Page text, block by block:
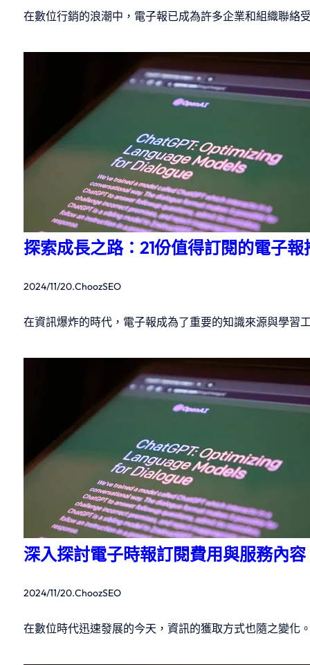
在數位行銷的浪潮中，電子報已成為許多企業和組織聯
探索成長之路：21份值得訂閱的電子報
2024/11/20.ChoozSEO
在資訊爆炸的時代，電子報成為了重要的知識來源與學
深入探討電子時報訂閱費用與服務內容
2024/11/20.ChoozSEO
在數位時代迅速發展的今天，資訊的獲取方式也隨之變